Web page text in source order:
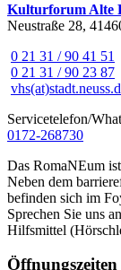
Kulturforum Alte
Neustraße 28,
0 21 31 / 90 41 51
0 21 31 / 90 23 87
Servicetelefon/
0172-268730
Das RomaNEum
Neben dem
befinden sich im
Sprechen Sie uns
Hilfsmittel
Öffnungszeiten